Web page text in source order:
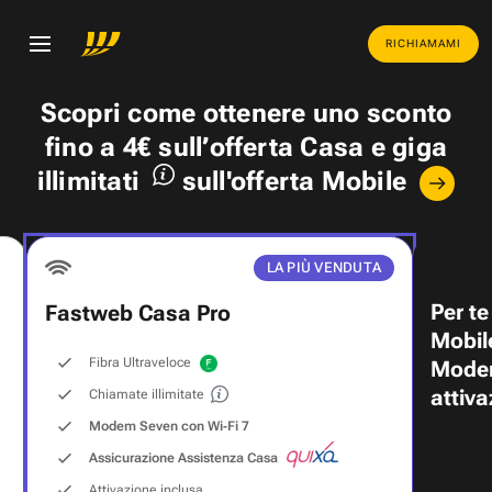
RICHIAMAMI
Scopri come ottenere uno sconto
fino a 4€ sull’offerta Casa egiga
illimitati
sull'offerta Mobile
LA PIÙ VENDUTA
Fastweb Casa Pro
Fibra Ultraveloce
Chiamate illimitate
Modem Seven con Wi‑Fi 7
Assicurazione Assistenza Casa
Per